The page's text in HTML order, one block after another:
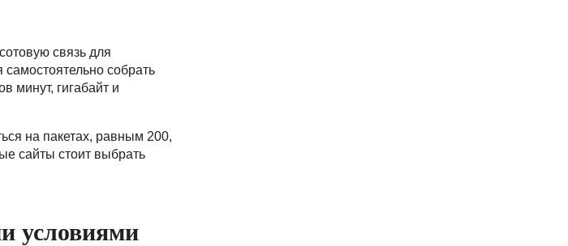
связь для
собрать
минут, гигабайт и
на пакетах, равным 200,
сайты стоит выбрать
условиями